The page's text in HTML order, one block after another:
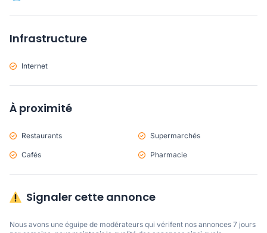
Infrastructure
Internet
À proximité
Restaurants Supermarchés
Cafés Pharmacie
Signaler cette annonce
Nous avons une éguipe de modérateurs qui vérifent nos annonces 7 jours